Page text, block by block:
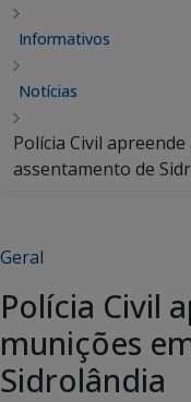
Informativos
Notícias
Polícia Civil
assentamento de
Geral
Polícia Civil
munições
Sidrolândia